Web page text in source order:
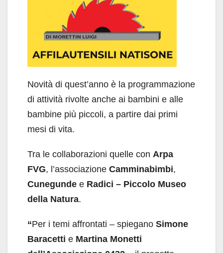
Novità di quest’anno è la programmazione
di attività rivolte anche ai bambini e alle
bambine più piccoli, a partire dai primi
mesi di vita.
Tra le collaborazioni quelle con Arpa
FVG, l’associazione Camminabimbi,
Cunegunde e Radici – Piccolo Museo
della Natura.
“Per i temi affrontati – spiegano Simone
Baracetti e Martina Monetti